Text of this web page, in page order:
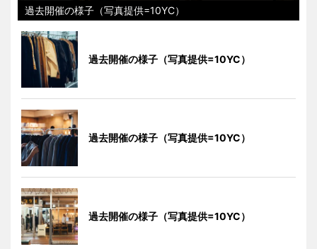
過去開催の様子（写真提供=10YC）
過去開催の様子（写真提供=10YC）
過去開催の様子（写真提供=10YC）
過去開催の様子（写真提供=10YC）